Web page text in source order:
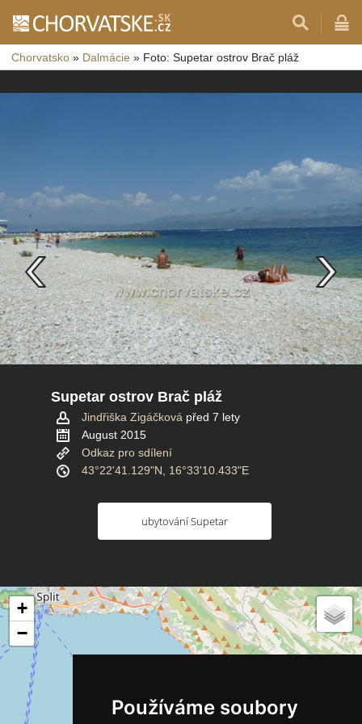
Používáme soubory
Chorvatsko » Dalmácie » Foto: Supetar ostrov Brač pláž
Supetar ostrov Brač pláž
Jindřiška Zigáčková před 7 lety
August 2015
Odkaz pro sdílení
43°22'41.129"N, 16°33'10.433"E
ubytování Supetar
+
−